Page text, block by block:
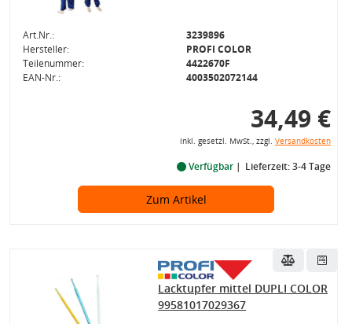
Art.Nr.:
3239896
Hersteller:
PROFI COLOR
Teilenummer:
4422670F
EAN-Nr.:
4003502072144
34,49 €
inkl. gesetzl. MwSt., zzgl. Versandkosten
Verfügbar Lieferzeit: 3-4 Tage
Zum Artikel
Lacktupfer mittel DUPLI COLOR
99581017029367